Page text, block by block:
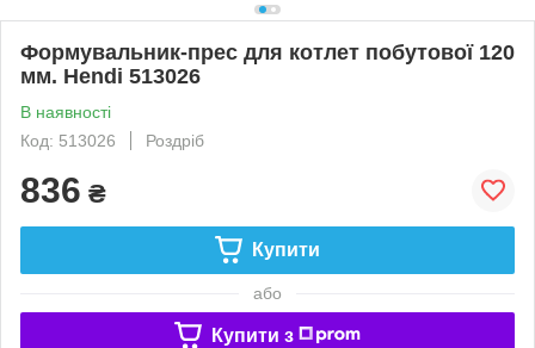
Формувальник-прес для котлет побутової 120
мм. Hendi 513026
В наявності
Код: 513026
Роздріб
836 ₴
Купити
або
Купити з